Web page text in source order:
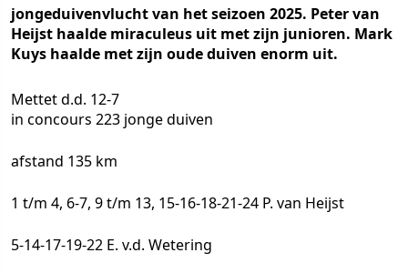
jongeduivenvlucht van het seizoen 2025. Peter van
Heijst haalde miraculeus uit met zijn junioren. Mark
Kuys haalde met zijn oude duiven enorm uit.
Mettet d.d. 12-7
in concours 223 jonge duiven
afstand 135 km
1 t/m 4, 6-7, 9 t/m 13, 15-16-18-21-24 P. van Heijst
5-14-17-19-22 E. v.d. Wetering